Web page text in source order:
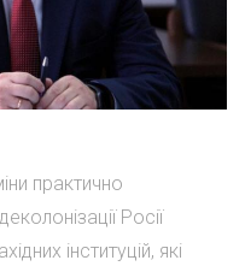
практично
Росії
інституцій, які